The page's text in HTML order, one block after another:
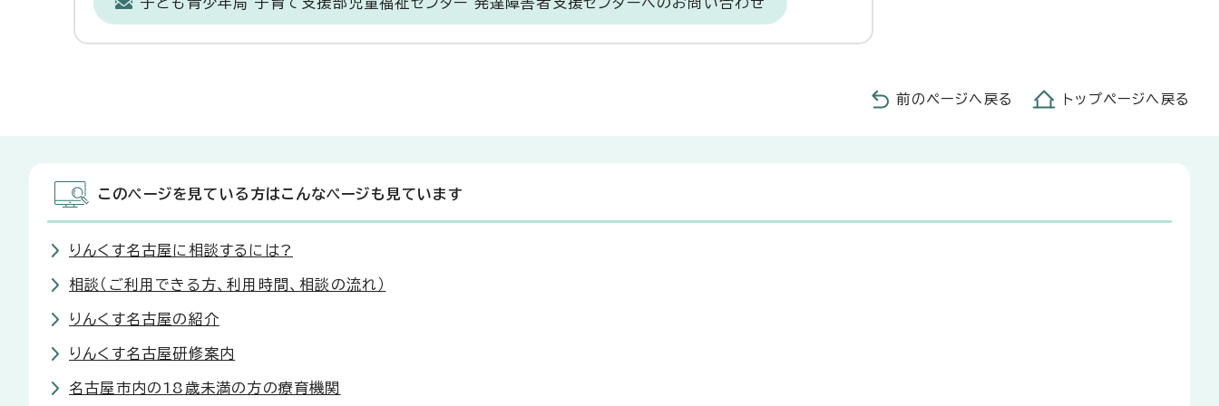
前のページへ戻る トップページへ戻る
このページを見ている方はこんなページも見ています
りんくす名古屋に相談するには?
相談（ご利用できる方、利用時間、相談の流れ）
りんくす名古屋の紹介
りんくす名古屋研修案内
名古屋市内の18歳未満の方の療育機関